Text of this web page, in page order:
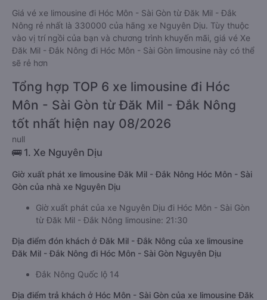
Giá vé xe limousine đi Hóc Môn - Sài Gòn từ Đăk Mil - Đắk
Nông rẻ nhất là 330000 của hãng xe Nguyên Dịu. Tùy thuộc
vào vị trí ngồi của bạn và chương trình khuyến mãi, giá vé Xe
Đăk Mil - Đắk Nông đi Hóc Môn - Sài Gòn limousine này có thể
sẽ rẻ hơn
Tổng hợp TOP 6 xe limousine đi Hóc
Môn - Sài Gòn từ Đăk Mil - Đắk Nông
tốt nhất hiện nay 08/2026
null
🚌 1. Xe Nguyên Dịu
Giờ xuất phát xe limousine Đăk Mil - Đắk Nông Hóc Môn - Sài
Gòn của nhà xe Nguyên Dịu
Giờ xuất phát của xe Nguyên Dịu đi Hóc Môn - Sài Gòn
từ Đăk Mil - Đắk Nông limousine: 21:30
Địa điểm đón khách ở Đăk Mil - Đắk Nông của xe limousine
Đăk Mil - Đắk Nông đi Hóc Môn - Sài Gòn Nguyên Dịu
Đắk Nông Quốc lộ 14
Địa điểm trả khách ở Hóc Môn - Sài Gòn của xe limousine Đăk